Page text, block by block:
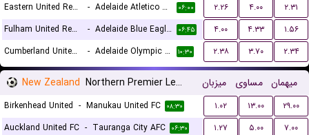
Eastern United Reserves
- Adelaide Atletico Reserves ۰۶:۰۰ ۲.۲۶ ۴.۰۰
۲.۳۱
Fulham United Reserves
- Adelaide Blue Eagles Reserves ۰۶:۴۵ ۴.۰۰ ۴.۳۳
۱.۵۶
Cumberland United Reserves
- Adelaide Olympic FC Reserves ۱۰:۳۰ ۲.۳۸ ۳.۷۰ ۲.۳۴
New Zealand Northern Premier League میزبان مساوی میهمان
Birkenhead United - Manukau United FC ۰۸:۳۰ ۱.۰۲ ۱۳.۰۰
۲۹.۰۰
Auckland United FC - Tauranga City AFC ۰۶:۳۰ ۱.۲۷ ۵.۰۰
۷.۰۰